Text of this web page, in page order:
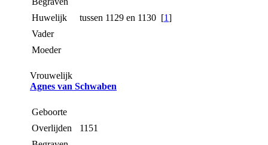
Huwelijk
tussen 1129 en 1130 [1]
Vader
Moeder
Vrouwelijk
Agnes van Schwaben
Geboorte
Overlijden
1151